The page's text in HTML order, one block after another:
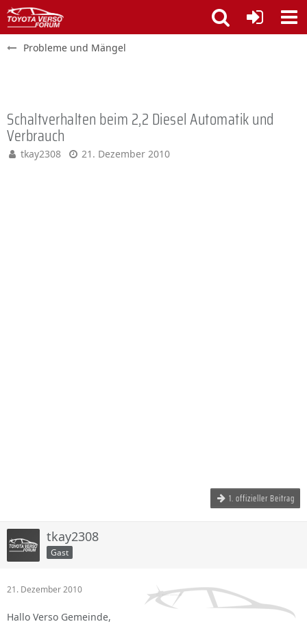
Probleme und Mängel
Schaltverhalten beim 2,2 Diesel Automatik und
Verbrauch
tkay2308 21. Dezember 2010
1. offizieller Beitrag
tkay2308
Gast
21. Dezember 2010
Hallo Verso Gemeinde,